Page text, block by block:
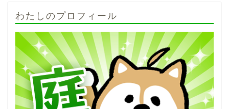
わたしのプロフィール